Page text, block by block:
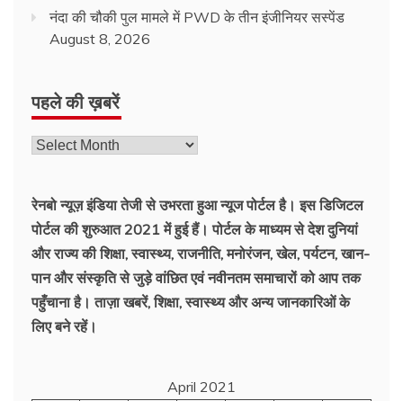
नंदा की चौकी पुल मामले में PWD के तीन इंजीनियर सस्पेंड
August 8, 2026
पहले की ख़बरें
रेनबो न्यूज़ इंडिया तेजी से उभरता हुआ न्‍यूज पोर्टल है। इस डिजिटल
पोर्टल की शुरुआत 2021 में हुई हैं। पोर्टल के माध्यम से देश दुनियां
और राज्य की शिक्षा, स्वास्थ्य, राजनीति, मनोरंजन, खेल, पर्यटन, खान-
पान और संस्कृति से जुड़े वांछित एवं नवीनतम समाचारों को आप तक
पहुँचाना है। ताज़ा खबरें, शिक्षा, स्वास्थ्य और अन्य जानकारिओं के
लिए बने रहें।
April 2021